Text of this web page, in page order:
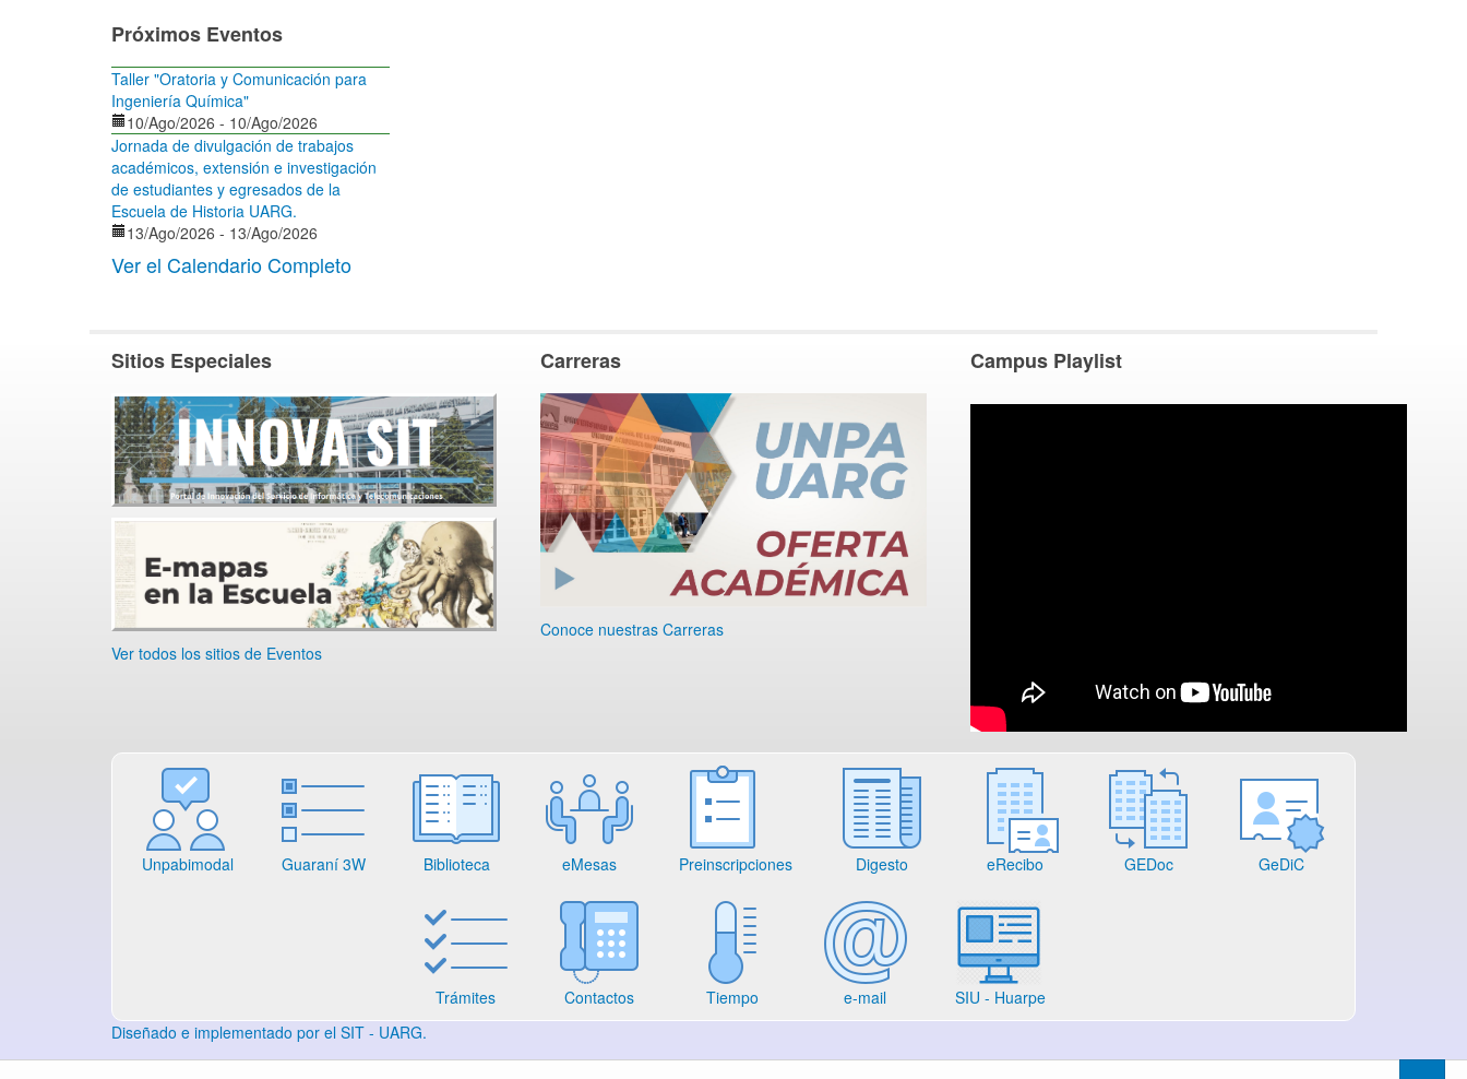
Próximos Eventos
Taller "Oratoria y Comunicación para
Ingeniería Química"
10/Ago/2026 - 10/Ago/2026
Jornada de divulgación de trabajos
académicos, extensión e investigación
de estudiantes y egresados de la
Escuela de Historia UARG.
13/Ago/2026 - 13/Ago/2026
Ver el Calendario Completo
Sitios Especiales
Ver todos los sitios de Eventos
Carreras
Conoce nuestras Carreras
Campus Playlist
Unpabimodal Guaraní 3W Biblioteca eMesas Preinscripciones Digesto eRecibo GEDoc GeDiC
Trámites Contactos Tiempo e-mail
SIU - Huarpe
Diseñado e implementado por el SIT - UARG.